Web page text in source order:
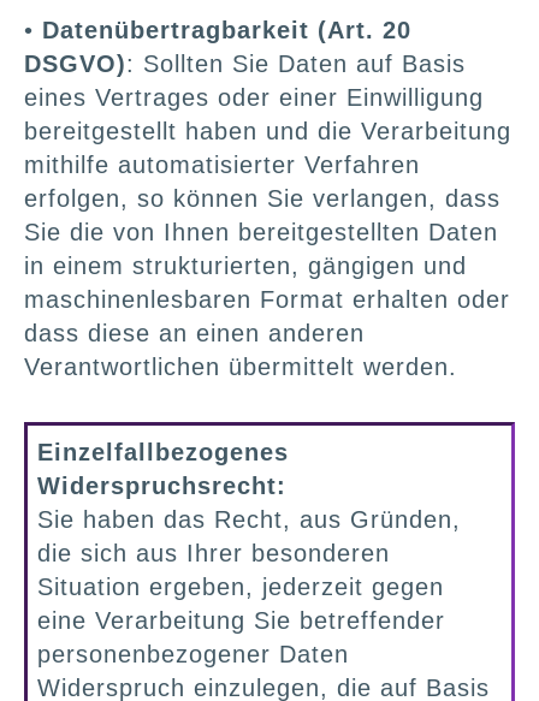
• Datenübertragbarkeit (Art. 20
DSGVO): Sollten Sie Daten auf Basis
eines Vertrages oder einer Einwilligung
bereitgestellt haben und die Verarbeitung
mithilfe automatisierter Verfahren
erfolgen, so können Sie verlangen, dass
Sie die von Ihnen bereitgestellten Daten
in einem strukturierten, gängigen und
maschinenlesbaren Format erhalten oder
dass diese an einen anderen
Verantwortlichen übermittelt werden.
Einzelfallbezogenes
Widerspruchsrecht:
Sie haben das Recht, aus Gründen,
die sich aus Ihrer besonderen
Situation ergeben, jederzeit gegen
eine Verarbeitung Sie betreffender
personenbezogener Daten
Widerspruch einzulegen, die auf Basis